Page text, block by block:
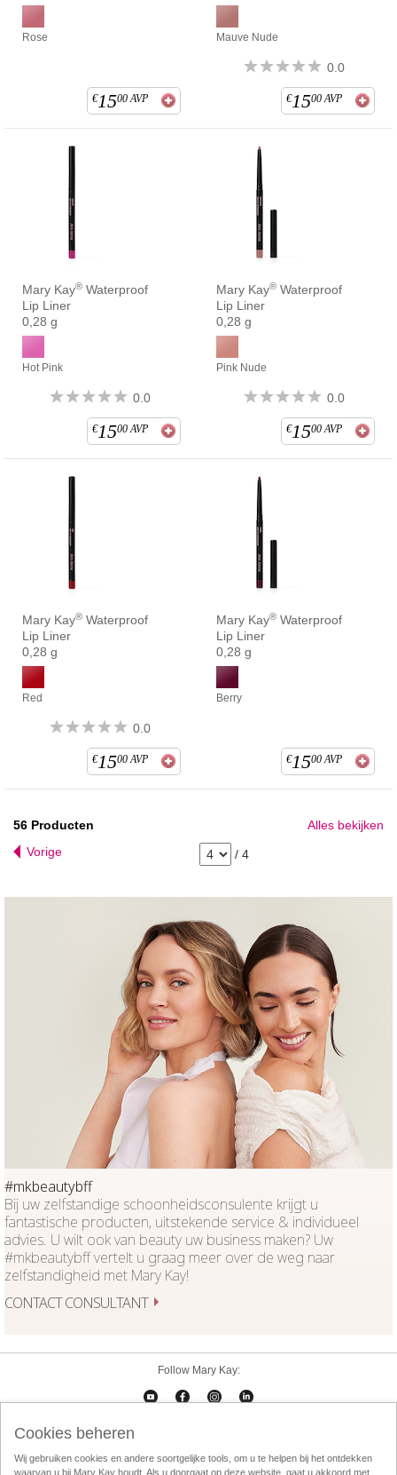
Rose
€1500 AVP
Mauve Nude
0.0
€1500 AVP
Mary Kay® Waterproof
Lip Liner
0,28 g
Hot Pink
0.0
€1500 AVP
Mary Kay® Waterproof
Lip Liner
0,28 g
Pink Nude
0.0
€1500 AVP
Mary Kay® Waterproof
Lip Liner
0,28 g
Red
0.0
€1500 AVP
Mary Kay® Waterproof
Lip Liner
0,28 g
Berry
€1500 AVP
56 Producten
Alles bekijken
Vorige
/ 4
#mkbeautybff
Bij uw zelfstandige schoonheidsconsulente krijgt u
fantastische producten, uitstekende service & individueel
advies. U wilt ook van beauty uw business maken? Uw
#mkbeautybff vertelt u graag meer over de weg naar
zelfstandigheid met Mary Kay!
CONTACT CONSULTANT
Follow Mary Kay:
Cookies beheren Impressum
Cookies beheren
Wij gebruiken cookies en andere soortgelijke tools, om u te helpen bij het ontdekken
waarvan u bij Mary Kay houdt. Als u doorgaat op deze website, gaat u akkoord met